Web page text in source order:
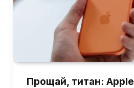
Прощай, титан: Apple